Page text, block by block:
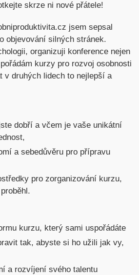
skrze ni nové přátele!
jsem sepsal
objevování silných stránek.
organizuji konference nejen
kurzy pro rozvoj osobnosti
v druhých lidech to nejlepší a
dobří a včem je vaše unikátní
a sebedůvěru pro přípravu
pro zorganizování kurzu,
kurzu, který sami uspořádáte
tak, abyste si ho užili jak vy,
a rozvíjení svého talentu